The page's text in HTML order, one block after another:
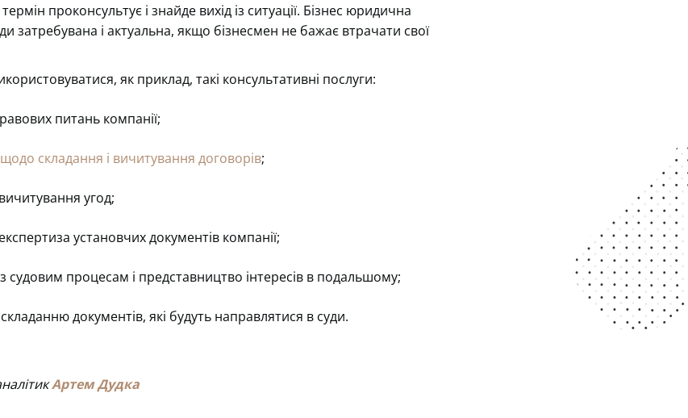
проконсультує і знайде вихід із ситуації. Бізнес юридична
затребувана і актуальна, якщо бізнесмен не бажає втрачати свої
як приклад, такі консультативні послуги:
питань компанії;
складання і вичитування договорів;
угод;
установчих документів компанії;
судовим процесам і представництво інтересів в подальшому;
документів, які будуть направлятися в суди.
Артем Дудка